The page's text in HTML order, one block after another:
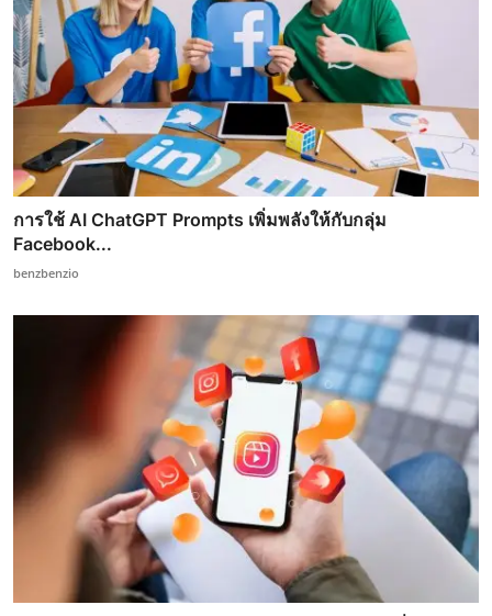
การใช้ AI ChatGPT Prompts เพิ่มพลังให้กับกลุ่ม
Facebook...
benzbenzio